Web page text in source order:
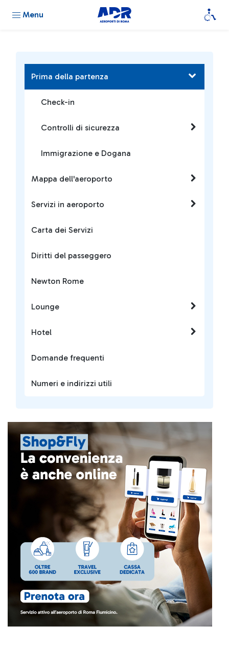
Menu
Prima della partenza
Check-in
Controlli di sicurezza
Immigrazione e Dogana
Mappa dell'aeroporto
Servizi in aeroporto
Carta dei Servizi
Diritti del passeggero
Newton Rome
Lounge
Hotel
Domande frequenti
Numeri e indirizzi utili